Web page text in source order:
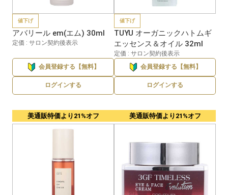
値下げ
アバリール em(エム) 30ml
定価 : サロン契約後表示
会員登録する【無料】
ログインする
値下げ
TUYU オーガニックハトムギ
エッセンス＆オイル 32ml
定価 : サロン契約後表示
会員登録する【無料】
ログインする
美通販特価より21%オフ 美通販特価より21%オフ